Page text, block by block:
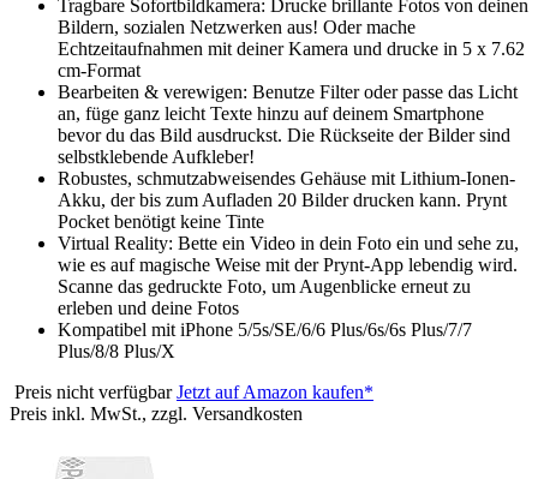
Tragbare Sofortbildkamera: Drucke brillante Fotos von deinen
Bildern, sozialen Netzwerken aus! Oder mache
Echtzeitaufnahmen mit deiner Kamera und drucke in 5 x 7.62
cm-Format
Bearbeiten & verewigen: Benutze Filter oder passe das Licht
an, füge ganz leicht Texte hinzu auf deinem Smartphone
bevor du das Bild ausdruckst. Die Rückseite der Bilder sind
selbstklebende Aufkleber!
Robustes, schmutzabweisendes Gehäuse mit Lithium-Ionen-
Akku, der bis zum Aufladen 20 Bilder drucken kann. Prynt
Pocket benötigt keine Tinte
Virtual Reality: Bette ein Video in dein Foto ein und sehe zu,
wie es auf magische Weise mit der Prynt-App lebendig wird.
Scanne das gedruckte Foto, um Augenblicke erneut zu
erleben und deine Fotos
Kompatibel mit iPhone 5/5s/SE/6/6 Plus/6s/6s Plus/7/7
Plus/8/8 Plus/X
Preis nicht verfügbar Jetzt auf Amazon kaufen*
Preis inkl. MwSt., zzgl. Versandkosten